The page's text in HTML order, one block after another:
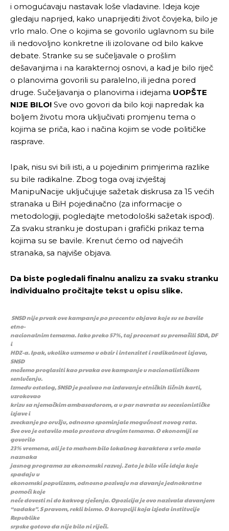
i omogućavaju nastavak loše vladavine. Ideja koje
gledaju naprijed, kako unaprijediti život čovjeka, bilo je
vrlo malo. One o kojima se govorilo uglavnom su bile
ili nedovoljno konkretne ili izolovane od bilo kakve
debate. Stranke su se sučeljavale o prošlim
dešavanjima i na karakternoj osnovi, a kad je bilo riječ
o planovima govorili su paralelno, ili jedna pored
druge. Sučeljavanja o planovima i idejama UOPŠTE
NIJE BILO! Sve ovo govori da bilo koji napredak ka
boljem životu mora uključivati promjenu tema o
kojima se priča, kao i načina kojim se vode političke
rasprave.
Ipak, nisu svi bili isti, a u pojedinim primjerima razlike
su bile radikalne. Zbog toga ovaj izvještaj
ManipuNacije uključujuje sažetak diskrusa za 15 većih
stranaka u BiH pojedinačno (za informacije o
metodologiji, pogledajte metodološki sažetak ispod).
Za svaku stranku je dostupan i grafički prikaz tema
kojima su se bavile. Krenut ćemo od najvećih
stranaka, sa najviše objava.
Da biste pogledali finalnu analizu za svaku stranku
individualno pročitajte tekst u opisu slike.
SNSD nije prvak ove kampanje po procentu objava koje su se bavile
etno-
nacionalnim temama. Iako preko 57%, taj procenat su premašili SDA, DF
i
HDZ-a. Ipak, ukoliko uzmemo u obzir i intenzitet i radikalnost izjava,
SNSD
možemo proglasiti kao prvaka ove kampanje u nacionalističkom
senlučenju.
Između ostalog, SNSD je pozivao na izdavanje etničkih ličnih karti,
uzrokovao
krizu sa njemačkim ambasadorom, a u par navrata su secesionističke
izjave i
zveckanje po oružju, odnosno spominjale mogućnost novog rata.
Sve ovo je ostavilo malo prostora drugim temama. O ekonomiji se
govorilo
23% vremena, ali je to mahom bilo lokalnog karaktera s vrlo malo
naznaka
jasnog programa za ekonomski razvoj. Zato je bilo više ideja koje
spadaju u
ekonomski populizam, odnosno pozivaju na davanje jednokratne
pomoći koje
neće dovesti ni do kakvog rješenja. Opozicija je ovo nazivala davanjem
“sadake”. S pravom, rekli bismo. O korupciji koja izjeda institucije
Republike
srpske gotovo da nije bilo ni riječi.